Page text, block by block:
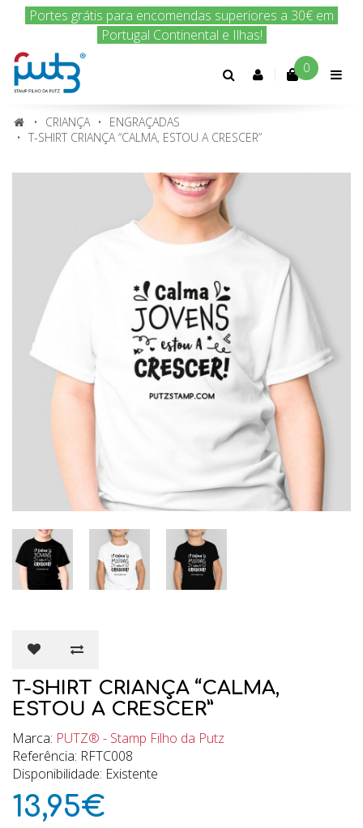
Encomenda hoje e nós enviamos amanhã!
Conta 0
CRIANÇA
ENGRAÇADAS
T-SHIRT CRIANÇA “CALMA, ESTOU A CRESCER”
T-SHIRT CRIANÇA “CALMA,
ESTOU A CRESCER”
Marca: PUTZ® - Stamp Filho da Putz
Referência: RFTC008
Disponibilidade: Existente
13,95€